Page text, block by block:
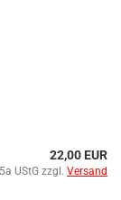
22,00 EUR
UStG zzgl. Versand